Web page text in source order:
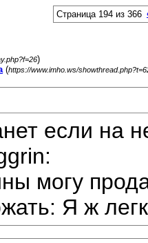
Страница 194 из 366
)
(https://www.imho.ws/
если на
могу
Я ж